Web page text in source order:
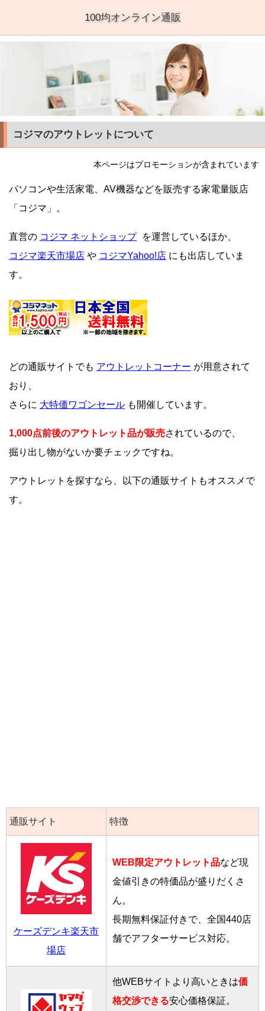
100均オンライン通販
コジマのアウトレットについて
本ページはプロモーションが含まれています
パソコンや生活家電、AV機器などを販売する家電量販店
「コジマ」。
直営の コジマ ネットショップ
を運営しているほか、
コジマ楽天市場店 や コジマYahoo!店 にも出店していま
す。
どの通販サイトでも アウトレットコーナー が用意されて
おり、
さらに 大特価ワゴンセール も開催しています。
1,000点前後のアウトレット品が販売されているので、
掘り出し物がないか要チェックですね。
アウトレットを探すなら、以下の通販サイトもオススメで
す。
通販サイト 特徴
ケーズデンキ楽天市
場店
WEB限定アウトレット品など現
金値引きの特価品が盛りだくさ
ん。
長期無料保証付きで、全国440店
舗でアフターサービス対応。
他WEBサイトより高いときは価
格交渉できる安心価格保証。